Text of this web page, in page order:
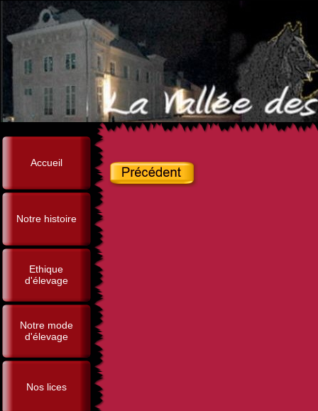
Accueil
Notre histoire
Ethique
d'élevage
Notre mode
d'élevage
Nos lices